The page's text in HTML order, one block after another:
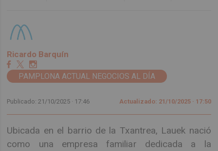
Ricardo Barquín
PAMPLONA ACTUAL NEGOCIOS AL DÍA
Publicado: 21/10/2025 · 17:46 Actualizado: 21/10/2025 · 17:50
Ubicada en el barrio de la Txantrea, Lauek nació
como una empresa familiar dedicada a la